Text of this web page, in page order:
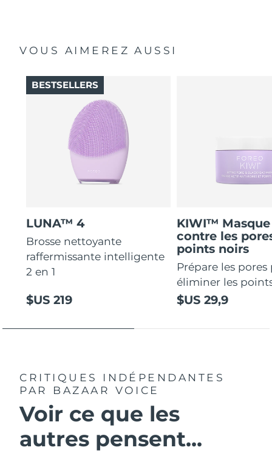
VOUS AIMEREZ AUSSI
LUNA™ 4
Brosse nettoyante
raffermissante intelligente
2 en 1
$US 219
BESTSELLERS
KIWI™
contre les
points noirs
Prépare les
éliminer les
$US 29,9
CRITIQUES INDÉPENDANTES
PAR BAZAAR VOICE
Voir ce que les
autres pensent...